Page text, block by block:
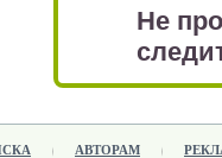
Не
АВТОРАМ